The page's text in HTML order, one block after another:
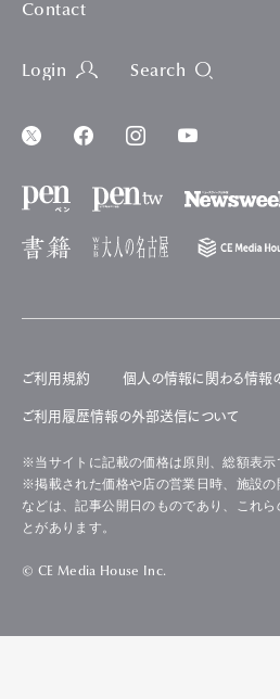
Contact
Login Search
ご利用規約 個人の情報に関わる情報
ご利用履歴情報の外部送信について
※当サイトに記載の価格は原則、総額表示
※掲載された価格や店の営業日時、施設
などは、記事公開日のものであり、これ
とがあります。
© CE Media House Inc.